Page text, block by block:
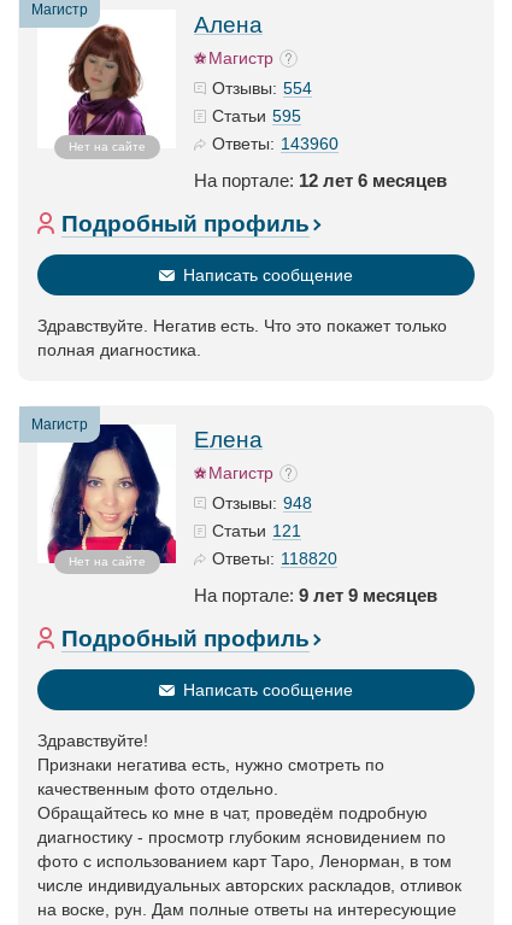
Магистр
Нет на сайте
Алена
Магистр
Отзывы: 554
Статьи 595
Ответы: 143960
На портале: 12 лет 6 месяцев
Подробный профиль
Написать сообщение
Здравствуйте. Негатив есть. Что это покажет только
полная диагностика.
Магистр
Нет на сайте
Елена
Магистр
Отзывы: 948
Статьи 121
Ответы: 118820
На портале: 9 лет 9 месяцев
Подробный профиль
Написать сообщение
Здравствуйте!
Признаки негатива есть, нужно смотреть по
качественным фото отдельно.
Обращайтесь ко мне в чат, проведём подробную
диагностику - просмотр глубоким ясновидением по
фото с использованием карт Таро, Ленорман, в том
числе индивидуальных авторских раскладов, отливок
на воске, рун. Дам полные ответы на интересующие